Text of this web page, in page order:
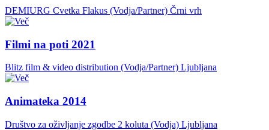
DEMIURG Cvetka Flakus (Vodja/Partner) Črni vrh
Filmi na poti 2021
Blitz film & video distribution (Vodja/Partner) Ljubljana
Animateka 2014
Društvo za oživljanje zgodbe 2 koluta (Vodja) Ljubljana